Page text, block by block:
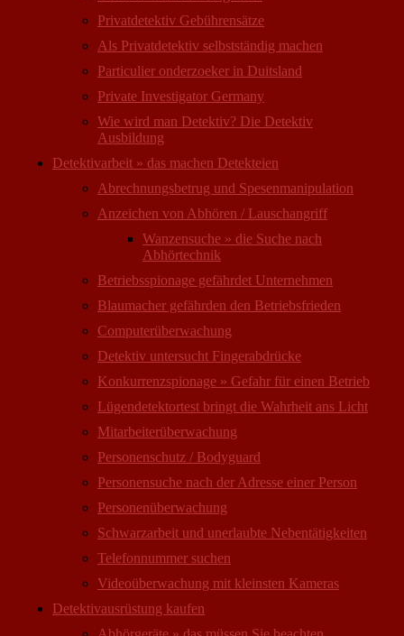
Privatdetektiv Gebührensätze
Als Privatdetektiv selbstständig machen
Particulier onderzoeker in Duitsland
Private Investigator Germany
Wie wird man Detektiv? Die Detektiv
Ausbildung
Detektivarbeit » das machen Detekteien
Abrechnungsbetrug und Spesenmanipulation
Anzeichen von Abhören / Lauschangriff
Wanzensuche » die Suche nach
Abhörtechnik
Betriebsspionage gefährdet Unternehmen
Blaumacher gefährden den Betriebsfrieden
Computer­überwachung
Detektiv untersucht Fingerabdrücke
Konkurrenzspionage » Gefahr für einen Betrieb
Lügendetektortest bringt die Wahrheit ans Licht
Mitarbeiter­überwachung
Personenschutz / Bodyguard
Personensuche nach der Adresse einer Person
Personen­überwachung
Schwarzarbeit und unerlaubte Nebentätigkeiten
Telefonnummer suchen
Videoüberwachung mit kleinsten Kameras
Detektivausrüstung kaufen